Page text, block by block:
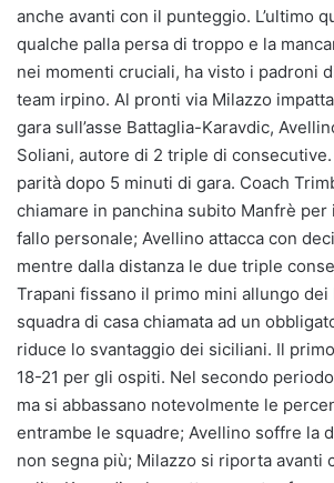
anche avanti con il punteggio. L’ultimo
qualche palla persa di troppo e la
nei momenti cruciali, ha visto i padroni
team irpino. Al pronti via Milazzo
gara sull’asse Battaglia-Karavdic,
Soliani, autore di 2 triple di
parità dopo 5 minuti di gara. Coach
chiamare in panchina subito Manfrè per
fallo personale; Avellino attacca con
mentre dalla distanza le due triple
Trapani fissano il primo mini allungo
squadra di casa chiamata ad un
riduce lo svantaggio dei siciliani. Il
18-21 per gli ospiti. Nel secondo
ma si abbassano notevolmente le
entrambe le squadre; Avellino soffre la
non segna più; Milazzo si riporta avanti